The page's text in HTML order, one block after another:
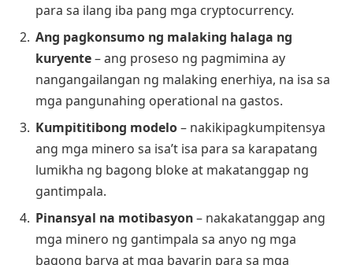
para sa ilang iba pang mga cryptocurrency.
Ang pagkonsumo ng malaking halaga ng
kuryente– ang proseso ng pagmimina ay
nangangailangan ng malaking enerhiya, na isa sa
mga pangunahing operational na gastos.
Kumpititibong modelo– nakikipagkumpitensya
ang mga minero sa isa’t isa para sa karapatang
lumikha ng bagong bloke at makatanggap ng
gantimpala.
Pinansyal na motibasyon– nakakatanggap ang
mga minero ng gantimpala sa anyo ng mga
bagong barya at mga bayarin para sa mga